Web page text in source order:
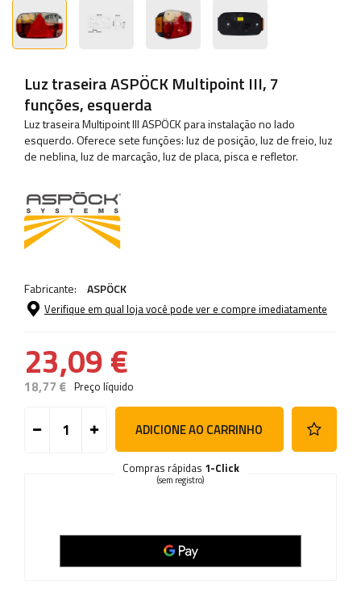
Luz traseira ASPÖCK Multipoint III, 7
funções, esquerda
Luz traseira Multipoint III ASPÖCK para instalação no lado
esquerdo. Oferece sete funções: luz de posição, luz de freio, luz
de neblina, luz de marcação, luz de placa, pisca e refletor.
Fabricante: ASPÖCK
Verifique em qual loja você pode ver e compre imediatamente
23,09 €
18,77 € Preço líquido
ADICIONE AO CARRINHO
Compras rápidas 1-Click
(sem registro)